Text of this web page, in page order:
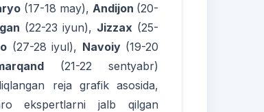
(17-18 may), Andijon (20-
(22-23 iyun), Jizzax (25-
(27-28 iyul), Navoiy(19-20
(21-22 sentyabr)
reja grafik asosida,
ekspertlarni jalb qilgan